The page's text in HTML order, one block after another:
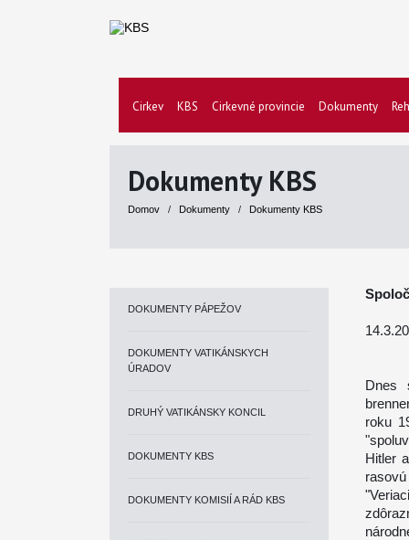
Cirkev KBS Cirkevné provincie Dokumenty
Dokumenty KBS
Domov / Dokumenty / Dokumenty KBS
DOKUMENTY PÁPEŽOV
DOKUMENTY VATIKÁNSKYCH
ÚRADOV
DRUHÝ VATIKÁNSKY KONCIL
DOKUMENTY KBS
DOKUMENTY KOMISIÍ A RÁD KBS
Dnes
roku
Hitler